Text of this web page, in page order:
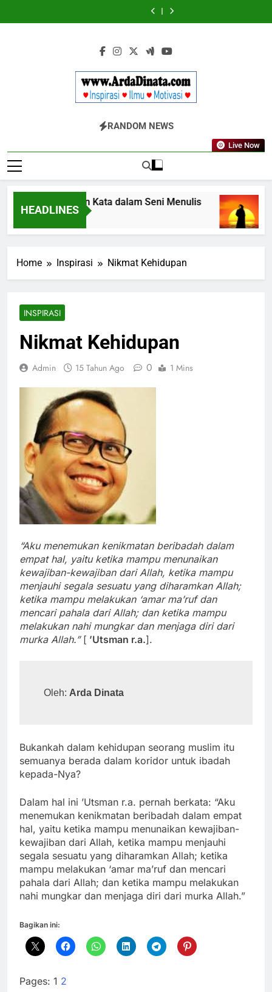
to
Kekinian
EFEKTA
English
for
Adults
Wajib
Diketahui
Kekinian
di
EFEKTA
English
for
Adults
BERDAYA
Inspirasi, Ilmu, Dan Motivasi
RANDOM NEWS
Live Now
HEADLINES
Terbangkan Kata dalam Seni Menulis
3 Tahun Ago
Home Inspirasi Nikmat Kehidupan
INSPIRASI
Nikmat Kehidupan
Admin 15 Tahun Ago 0 1 Mins
“Aku menemukan kenikmatan beribadah dalam
empat hal, yaitu ketika mampu menunaikan
kewajiban-kewajiban dari Allah, ketika mampu
menjauhi segala sesuatu yang diharamkan Allah;
ketika mampu melakukan ‘amar ma’ruf dan
mencari pahala dari Allah; dan ketika mampu
melakukan nahi mungkar dan menjaga diri dari
murka Allah.” [ ’Utsman r.a.].
Oleh: Arda Dinata
Bukankah dalam kehidupan seorang muslim itu
semuanya berada dalam koridor untuk ibadah
kepada-Nya?
Dalam hal ini ’Utsman r.a. pernah berkata: “Aku
menemukan kenikmatan beribadah dalam empat
hal, yaitu ketika mampu menunaikan kewajiban-
kewajiban dari Allah, ketika mampu menjauhi
segala sesuatu yang diharamkan Allah; ketika
mampu melakukan ‘amar ma’ruf dan mencari
pahala dari Allah; dan ketika mampu melakukan
nahi mungkar dan menjaga diri dari murka Allah.”
Bagikan ini:
Pages: 1 2